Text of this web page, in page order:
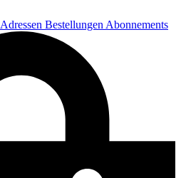
Adressen Bestellungen Abonnements